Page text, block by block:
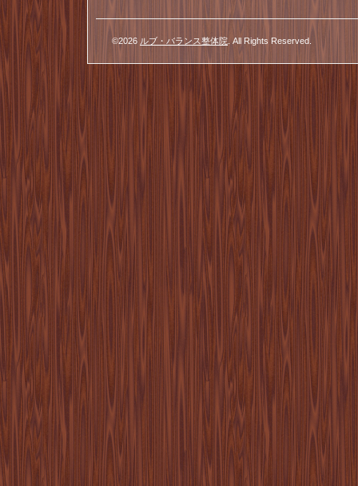
©2026 ルブ・バランス整体院 . All Rights Reserved.